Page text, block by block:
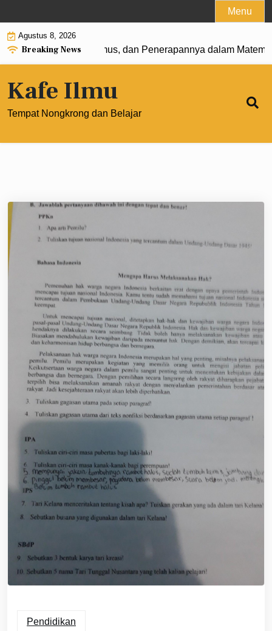
to
content
Menu
Agustus 8, 2026
Breaking News
Pengertian, Rumus, dan Penerapannya dalam Matematika
Kafe Ilmu
Tempat Nongkrong dan Belajar
Pendidikan